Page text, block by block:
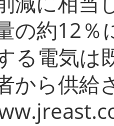
の約12％
る電気は
から供給